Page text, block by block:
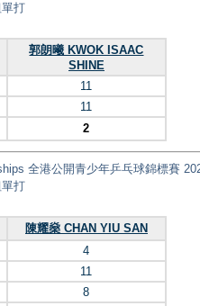
打
郭朗曦 KWOK ISAAC
SHINE
11
11
2
全港公開青少年乒乓球錦標賽
打
陳耀燊 CHAN YIU SAN
4
11
8